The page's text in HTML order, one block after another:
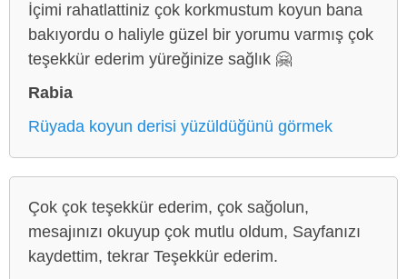
İçimi rahatlattiniz çok korkmustum koyun bana
bakıyordu o haliyle güzel bir yorumu varmış çok
teşekkür ederim yüreğinize sağlık 🤗
Rabia
Rüyada koyun derisi yüzüldüğünü görmek
Çok çok teşekkür ederim, çok sağolun,
mesajınızı okuyup çok mutlu oldum, Sayfanızı
kaydettim, tekrar Teşekkür ederim.